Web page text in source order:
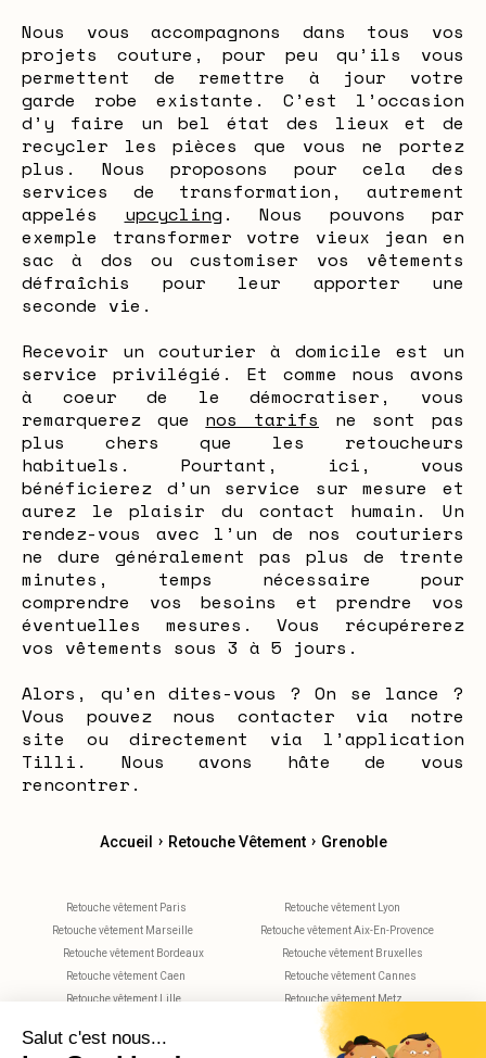
Nous vous accompagnons dans tous vos
projets couture, pour peu qu’ils vous
permettent de remettre à jour votre
garde robe existante. C’est l’occasion
d’y faire un bel état des lieux et de
recycler les pièces que vous ne portez
plus. Nous proposons pour cela des
services de transformation, autrement
appelés upcycling . Nous pouvons par
exemple transformer votre vieux jean en
sac à dos ou customiser vos vêtements
défraîchis pour leur apporter une
seconde vie.
Recevoir un couturier à domicile est un
service privilégié. Et comme nous avons
à coeur de le démocratiser, vous
remarquerez que nos tarifs ne sont pas
plus chers que les retoucheurs
habituels. Pourtant, ici, vous
bénéficierez d’un service sur mesure et
aurez le plaisir du contact humain. Un
rendez-vous avec l’un de nos couturiers
ne dure généralement pas plus de trente
minutes, temps nécessaire pour
comprendre vos besoins et prendre vos
éventuelles mesures. Vous récupérerez
vos vêtements sous 3 à 5 jours.
Alors, qu’en dites-vous ? On se lance ?
Vous pouvez nous contacter via notre
site ou directement via l’application
Tilli. Nous avons hâte de vous
rencontrer.
Accueil › Retouche Vêtement › Grenoble
Retouche vêtement Paris
Retouche vêtement Lyon
Retouche vêtement Marseille
Retouche vêtement Aix-En-Provence
Retouche vêtement Bordeaux
Retouche vêtement Bruxelles
Retouche vêtement Caen
Retouche vêtement Cannes
Retouche vêtement Lille
Retouche vêtement Metz
Retouche vêtement Nantes
Retouche vêtement Nice
Retouche vêtement Nimes